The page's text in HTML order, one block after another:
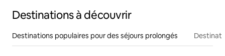
Destinations à découvrir
Destinations populaires pour des séjours prolongés